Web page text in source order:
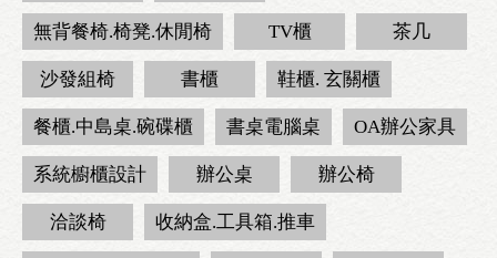
無背餐椅.椅凳.休閒椅 TV櫃 茶几
沙發組椅 書櫃 鞋櫃. 玄關櫃
餐櫃.中島桌.碗碟櫃 書桌電腦桌 OA辦公家具
系統櫥櫃設計 辦公桌 辦公椅
洽談椅 收納盒.工具箱.推車